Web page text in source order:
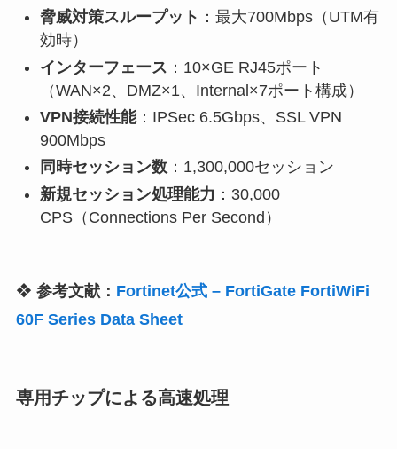
脅威対策スループット ：最大700Mbps（UTM有
効時）
インターフェース ：10×GE RJ45ポート
（WAN×2、DMZ×1、Internal×7ポート構成）
VPN接続性能：IPSec 6.5Gbps、SSL VPN
900Mbps
同時セッション数：1,300,000セッション
新規セッション処理能力 ：30,000
CPS（Connections Per Second）
❖ 参考文献： Fortinet公式 – FortiGate FortiWiFi
60F Series Data Sheet
専用チップによる高速処理